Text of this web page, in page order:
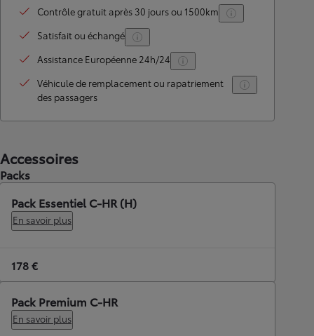
Contrôle gratuit après 30 jours ou 1500km
Satisfait ou échangé
Assistance Européenne 24h/24
Véhicule de remplacement ou rapatriement
des passagers
Accessoires
Packs
Pack Essentiel C-HR (H)
En savoir plus
178 €
Pack Premium C-HR
En savoir plus